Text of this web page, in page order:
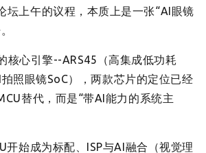
坛上午的议程，本质上是一张“AI眼镜
核心引擎--ARS45（高集成低功耗
照眼镜SoC），两款芯片的定位已经
替代，而是“带AI能力的系统主
开始成为标配、ISP与AI融合（视觉理